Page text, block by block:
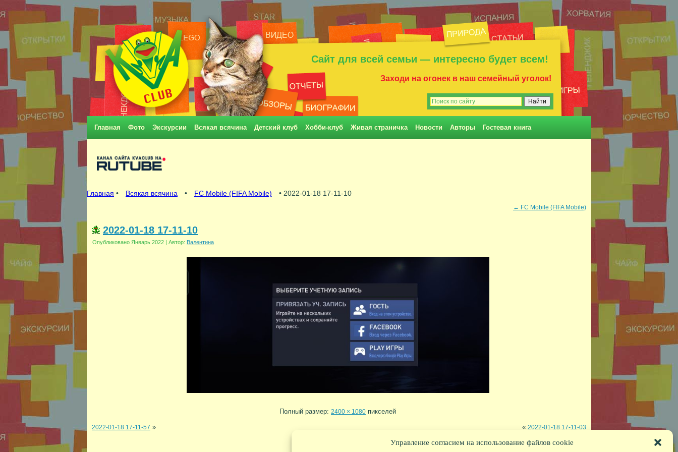
Управление согласием на использование файлов cookie
Сайт для всей семьи — интересно будет всем!
Заходи на огонек в наш семейный уголок!
Главная Фото Экскурсии Всякая всячина Детский клуб Хобби-клуб Живая страничка Новости Авторы Гостевая книга
Главная • Всякая всячина • FC Mobile (FIFA Mobile) • 2022-01-18 17-11-10
← FC Mobile (FIFA Mobile)
2022-01-18 17-11-10
Опубликовано Январь 2022 | Автор: Валентина
Полный размер: 2400 × 1080 пикселей
2022-01-18 17-11-57 » « 2022-01-18 17-11-03